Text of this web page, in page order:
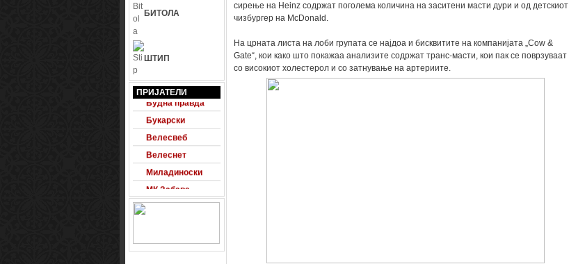
БИТОЛА
ШТИП
ПРИЈАТЕЛИ
24 Фудбал
Будна правда
Букарски
Велесвеб
Велеснет
Миладиноски
МК Забава
Оксиморон
Развигор
сирење на Heinz содржат поголема количина на заситени масти дури и од детскиот
чизбургер на McDonald.
На црната листа на лоби групата се најдоа и бисквитите на компанијата „Cow &
Gate“, кои како што покажаа анализите содржат транс-масти, кои пак се поврзуваат
со високиот холестерол и со затнување на артериите.